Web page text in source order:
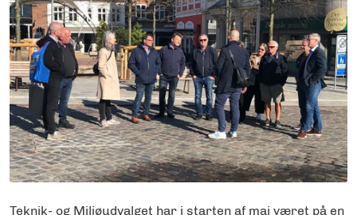
Teknik- og Miljøudvalget har i starten af maj været på en